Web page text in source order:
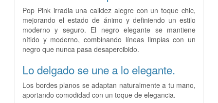
Pop Pink irradia una calidez alegre con un toque chic,
mejorando el estado de ánimo y definiendo un estilo
moderno y seguro. El negro elegante se mantiene
nítido y moderno, combinando líneas limpias con un
negro que nunca pasa desapercibido.
Lo delgado se une a lo elegante.
Los bordes planos se adaptan naturalmente a tu mano,
aportando comodidad con un toque de elegancia.